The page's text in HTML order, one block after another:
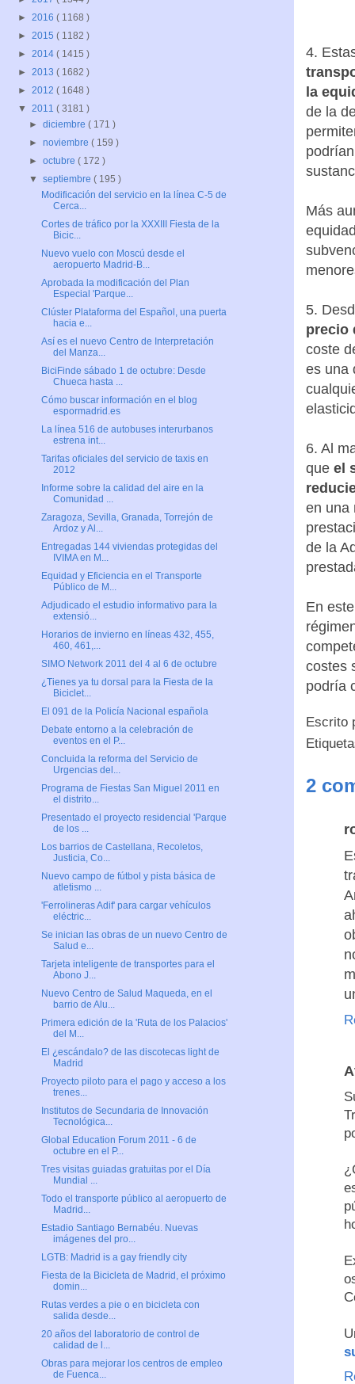
4.
la
de la
Más
5.
precio
coste
es una
6. Al
que el
en una
de la
En
costes
podría
Escrito
2
► 2016 ( 1168 )
► 2015 ( 1182 )
► 2014 ( 1415 )
► 2013 ( 1682 )
► 2012 ( 1648 )
▼ 2011 ( 3181 )
►diciembre( 171 )
►noviembre( 159 )
►octubre( 172 )
▼septiembre( 195 )
Modificación del servicio en la línea C-5 de
Cerca...
Cortes de tráfico por la XXXIII Fiesta de la
Bicic...
Nuevo vuelo con Moscú desde el
aeropuerto Madrid-B...
Aprobada la modificación del Plan
Especial 'Parque...
Clúster Plataforma del Español, una puerta
hacia e...
Así es el nuevo Centro de Interpretación
del Manza...
BiciFinde sábado 1 de octubre: Desde
Chueca hasta ...
Cómo buscar información en el blog
espormadrid.es
La línea 516 de autobuses interurbanos
estrena int...
Tarifas oficiales del servicio de taxis en
2012
Informe sobre la calidad del aire en la
Comunidad ...
Zaragoza, Sevilla, Granada, Torrejón de
Ardoz y Al...
Entregadas 144 viviendas protegidas del
IVIMA en M...
Equidad y Eficiencia en el Transporte
Público de M...
Adjudicado el estudio informativo para la
extensió...
Horarios de invierno en líneas 432, 455,
460, 461,...
SIMO Network 2011 del 4 al 6 de octubre
¿Tienes ya tu dorsal para la Fiesta de la
Biciclet...
El 091 de la Policía Nacional española
Debate entorno a la celebración de
eventos en el P...
Concluida la reforma del Servicio de
Urgencias del...
Programa de Fiestas San Miguel 2011 en
el distrito...
Presentado el proyecto residencial 'Parque
de los ...
Los barrios de Castellana, Recoletos,
Justicia, Co...
Nuevo campo de fútbol y pista básica de
atletismo ...
'Ferrolineras Adif' para cargar vehículos
eléctric...
Se inician las obras de un nuevo Centro de
Salud e...
Tarjeta inteligente de transportes para el
Abono J...
Nuevo Centro de Salud Maqueda, en el
barrio de Alu...
Primera edición de la 'Ruta de los Palacios'
del M...
El ¿escándalo? de las discotecas light de
Madrid
Proyecto piloto para el pago y acceso a los
trenes...
Institutos de Secundaria de Innovación
Tecnológica...
Global Education Forum 2011 - 6 de
octubre en el P...
Tres visitas guiadas gratuitas por el Día
Mundial ...
Todo el transporte público al aeropuerto de
Madrid...
Estadio Santiago Bernabéu. Nuevas
imágenes del pro...
LGTB: Madrid is a gay friendly city
Fiesta de la Bicicleta de Madrid, el próximo
domin...
Rutas verdes a pie o en bicicleta con
salida desde...
20 años del laboratorio de control de
calidad de l...
Obras para mejorar los centros de empleo
de Fuenca...